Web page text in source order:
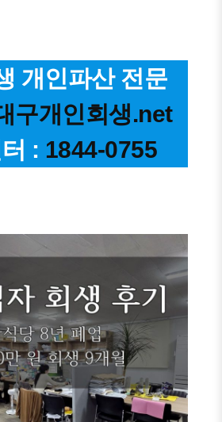
개인파산 전문
구개인회생.net
: 1844-0755